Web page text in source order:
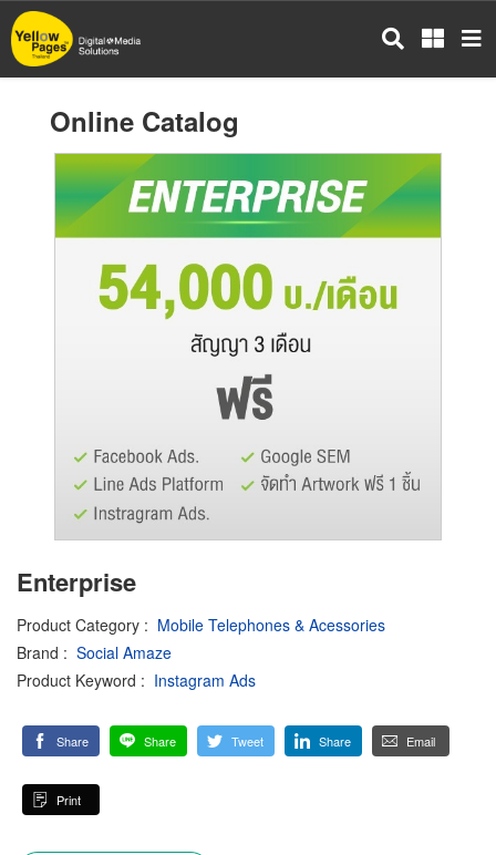
Skip
to
main
Online Catalog
Enterprise
Product Category : Mobile Telephones & Acessories
Brand : Social Amaze
Product Keyword : Instagram Ads
Share Share Tweet Share Email
Print